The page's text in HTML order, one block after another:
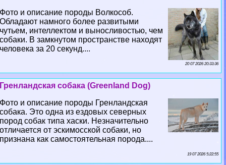
Фото и описание породы Волкособ.
Обладают намного более развитыми
чутьем, интеллектом и выносливостью, чем
собаки. В замкнутом прострaнcтве находят
человека за 20 секунд....
20 07 2026 20:33:36
Гренландская собака (Greenland Dog)
Фото и описание породы Гренландская
собака. Это одна из ездовых северных
пород собак типа хаски. Незначительно
отличается от эскимосской собаки, но
признана как самостоятельная порода....
19 07 2026 5:22:55